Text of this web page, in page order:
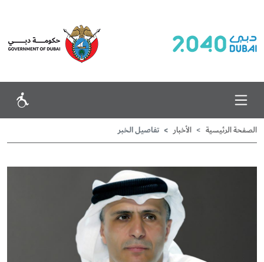
الصفحة الرئيسية الأخبار تفاصيل الخبر